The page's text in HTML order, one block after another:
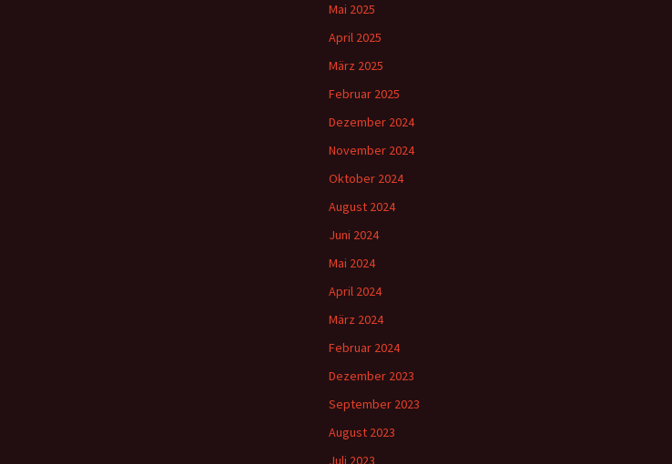
Mai 2025
April 2025
März 2025
Februar 2025
Dezember 2024
November 2024
Oktober 2024
August 2024
Juni 2024
Mai 2024
April 2024
März 2024
Februar 2024
Dezember 2023
September 2023
August 2023
Juli 2023